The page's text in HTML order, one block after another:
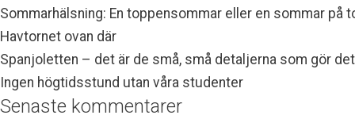
Sommarhälsning: En toppensommar eller en sommar på
Havtornet ovan där
Spanjoletten – det är de små, små detaljerna som gör det
Ingen högtidsstund utan våra studenter
Senaste kommentarer